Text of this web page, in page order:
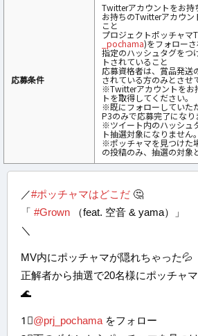
応募条件
Twitterアカウントをお持
お持ちのTwitterアカウン
こと
プロジェクトポッチャマ
_pochama)をフォロー
指定のハッシュタグをつ
トされていること
応募資格者は、賞品発送
されている方のみとさせ
※Twitterアカウントをお
トを取得してください。
※既にフォローしていた
P3のみで応募完了になり
※ツイート内のハッシュ
ト抽選対象になりません。
※ポッチャマを見つけた
の投稿のみ、抽選の対象
／#ポッチャマはどこだ 🤔
「 #Grown （feat. 空音 & yama）」
＼
MV内にポッチャマが隠れちゃった💦
正解者から抽選で20名様にポッチャ
🌊
1⃣@prj_pochama をフォロー